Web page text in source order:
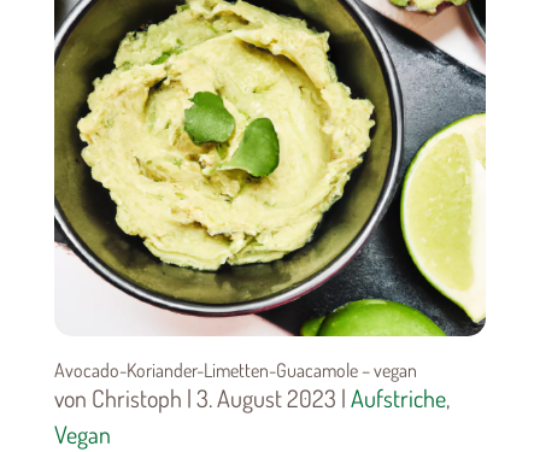
Avocado-Koriander-Limetten-Guacamole – vegan
von Christoph | 3. August 2023 |Aufstriche,
Vegan